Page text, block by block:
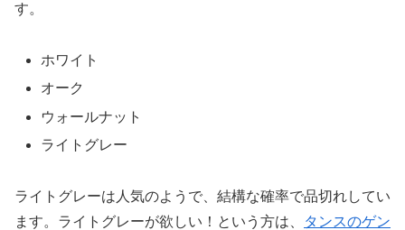
す。
ホワイト
オーク
ウォールナット
ライトグレー
ライトグレーは人気のようで、結構な確率で品切れしてい
ます。ライトグレーが欲しい！という方は、
タンスのゲン